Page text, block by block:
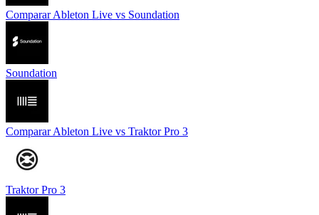
Comparar Ableton Live vs Soundation
Soundation
Comparar Ableton Live vs Traktor Pro 3
Traktor Pro 3